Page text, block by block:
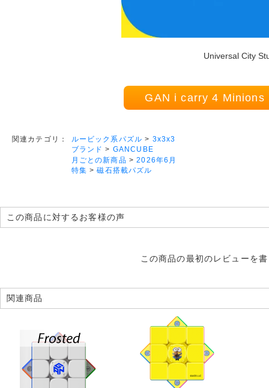
Universal City
GAN i carry 4 Minions
関連カテゴリ： ルービック系パズル > 3x3x3
ブランド > GANCUBE
月ごとの新商品 >2026年6月
特集 >磁石搭載パズル
この商品に対するお客様の声
この商品の最初のレビューを
関連商品